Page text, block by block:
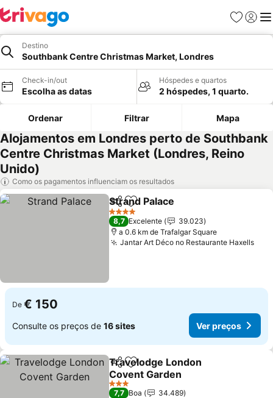
Favoritos
Iniciar
Destino
Southbank Centre Christmas Market, Londres
Check-in/out
Escolha as datas
Hóspedes e quartos
2 hóspedes, 1 quarto.
Ordenar Filtrar Mapa
Alojamentos em Londres perto de Southbank
Centre Christmas Market (Londres, Reino
Unido)
Como os pagamentos influenciam os resultados
PartilharAdicionar aos favoritos
Strand Palace
4 Estrelas
8,7 Excelente
39.023
a 0.6 km de Trafalgar Square
Jantar Art Déco no Restaurante HaxellsVer
De € 150
Consulte os preços de 16 sites Ver preços
PartilharAdicionar aos favoritos
Travelodge London
Covent Garden
Ver preços
3 Estrelas
7,7 Boa
34.489